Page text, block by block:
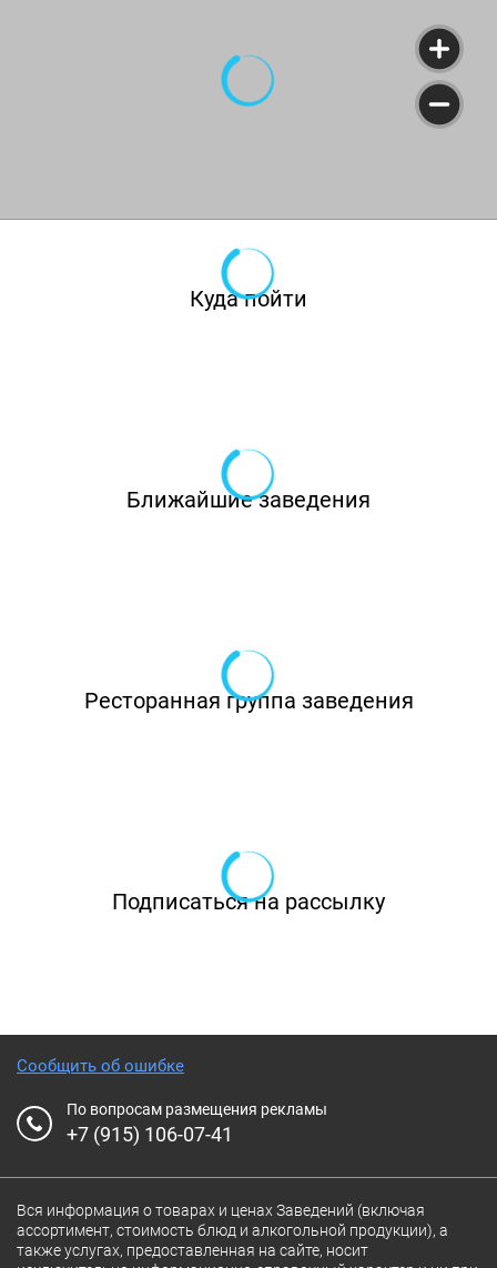
Куда пойти
Ближайшие заведения
Ресторанная группа заведения
Подписаться на рассылку
Сообщить об ошибке
По вопросам размещения рекламы
+7 (915) 106-07-41
Вся информация о товарах и ценах Заведений (включая
ассортимент, стоимость блюд и алкогольной продукции), а
также услугах, предоставленная на сайте, носит